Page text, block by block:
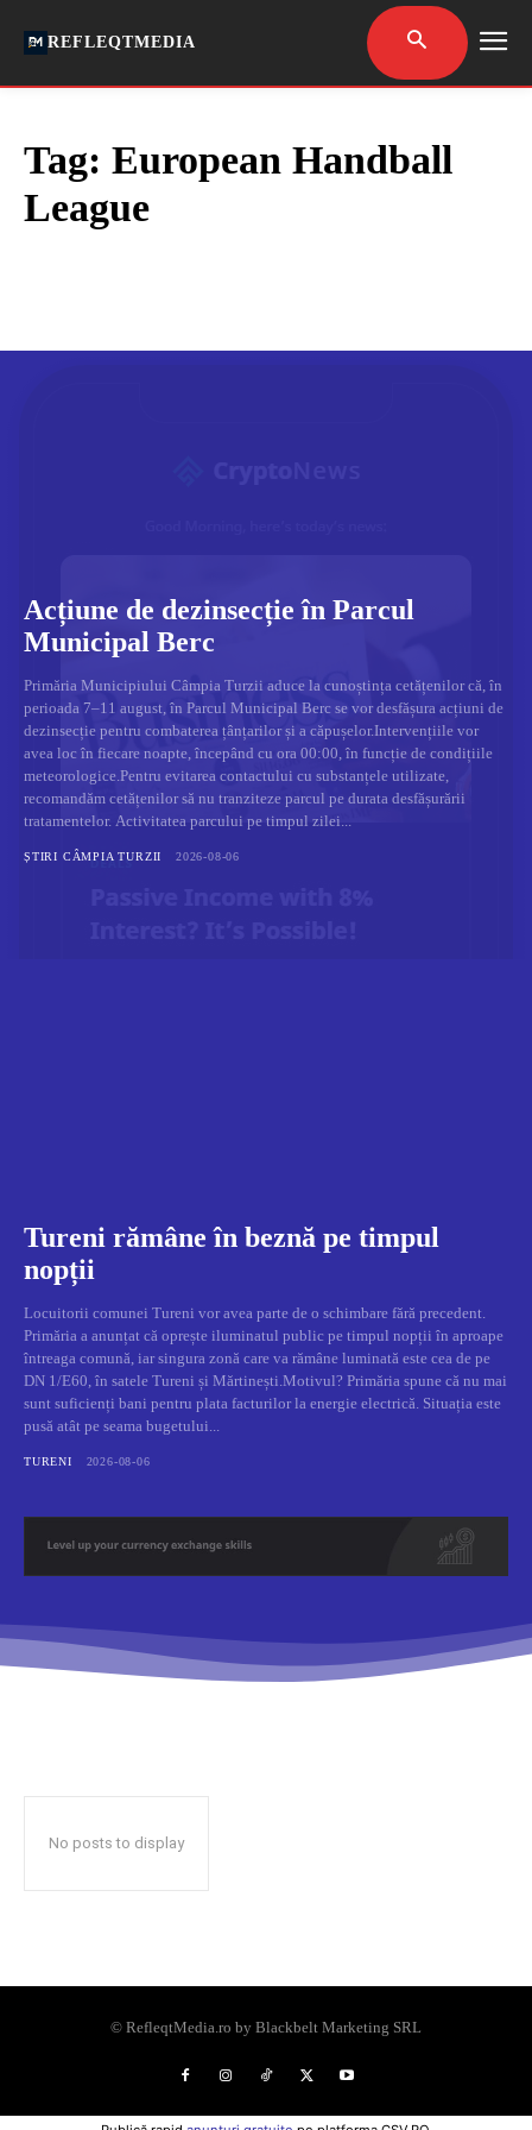
REFLEQTMEDIA
Tag: European Handball
League
Acțiune de dezinsecție în Parcul
Municipal Berc
Primăria Municipiului Câmpia Turzii aduce la cunoștința cetățenilor că, în
perioada 7–11 august, în Parcul Municipal Berc se vor desfășura acțiuni de
dezinsecție pentru combaterea țânțarilor și a căpușelor.Intervențiile vor
avea loc în fiecare noapte, începând cu ora 00:00, în funcție de condițiile
meteorologice.Pentru evitarea contactului cu substanțele utilizate,
recomandăm cetățenilor să nu tranziteze parcul pe durata desfășurării
tratamentelor. Activitatea parcului pe timpul zilei...
ȘTIRI CÂMPIA TURZII 2026-08-06
Tureni rămâne în beznă pe timpul
nopții
Locuitorii comunei Tureni vor avea parte de o schimbare fără precedent.
Primăria a anunțat că oprește iluminatul public pe timpul nopții în aproape
întreaga comună, iar singura zonă care va rămâne luminată este cea de pe
DN 1/E60, în satele Tureni și Mărtinești.Motivul? Primăria spune că nu mai
sunt suficienți bani pentru plata facturilor la energie electrică. Situația este
pusă atât pe seama bugetului...
TURENI 2026-08-06
No posts to display
© RefleqtMedia.ro by Blackbelt Marketing SRL